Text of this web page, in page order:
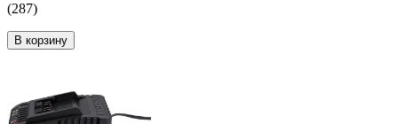
(287)
В корзину